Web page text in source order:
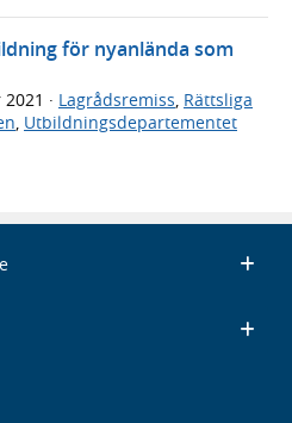
för nyanlända som
· Lagrådsremiss, Rättsliga
, Utbildningsdepartementet